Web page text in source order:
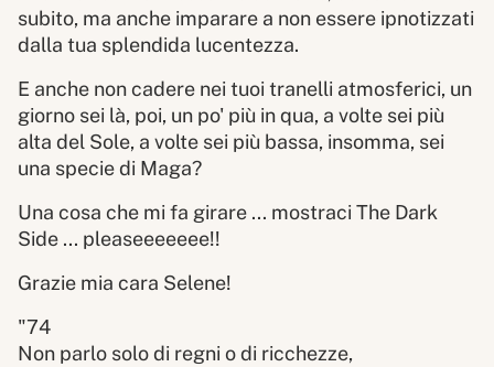
subito, ma anche imparare a non essere ipnotizzati
dalla tua splendida lucentezza.
E anche non cadere nei tuoi tranelli atmosferici, un
giorno sei là, poi, un po' più in qua, a volte sei più
alta del Sole, a volte sei più bassa, insomma, sei
una specie di Maga?
Una cosa che mi fa girare ... mostraci The Dark
Side ... pleaseeeeeee!!
Grazie mia cara Selene!
"74
Non parlo solo di regni o di ricchezze,